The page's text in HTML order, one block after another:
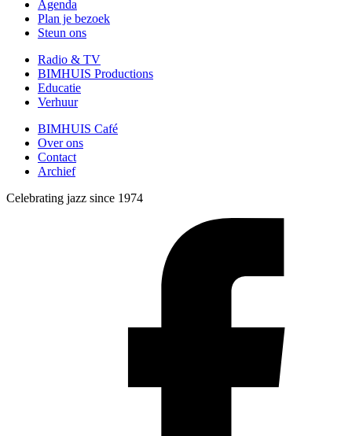
Agenda
Plan je bezoek
Steun ons
Radio & TV
BIMHUIS Productions
Educatie
Verhuur
BIMHUIS Café
Over ons
Contact
Archief
Celebrating jazz since 1974